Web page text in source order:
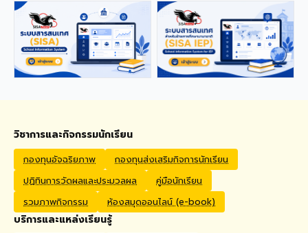
Salary: 30,000 – 40,000
THB Housing Allowance:
6,500 THB Full assistance
with Visa and Work Permit
extensions Private Health
Insurance cover
Speakers or Non-Native
English Speakers with a
verified TOEIC score of at
least 785. Prior teaching
experience is preferred.
วิชาการและกิจกรรมนักเรียน
กองทุนอัจฉริยภาพ
กองทุนส่งเสริมกิจการนักเรียน
ปฏิทินการวัดผลและประมวลผล
คู่มือนักเรียน
รวมภาพกิจกรรม
ห้องสมุดออนไลน์ (e-book)
บริการและแหล่งเรียนรู้